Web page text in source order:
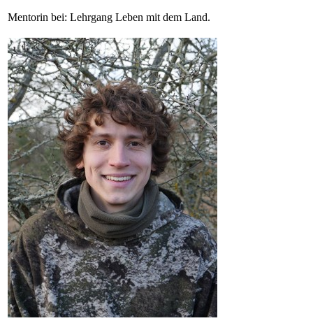
Mentorin bei: Lehrgang Leben mit dem Land.